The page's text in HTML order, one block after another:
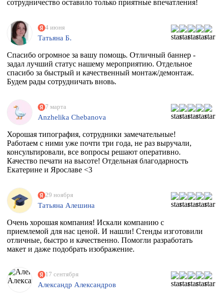
сотрудничество оставило только приятные впечатления!
4 июня
Татьяна Б.
Спасибо огромное за вашу помощь. Отличный баннер -
задал лучший статус нашему мероприятию. Отдельное
спасибо за быстрый и качественный монтаж/демонтаж.
Будем рады сотрудничать вновь.
7 марта
Anzhelika Chebanova
Хорошая типография, сотрудники замечательные!
Работаем с ними уже почти три года, не раз выручали,
консультировали, все вопросы решают оперативно.
Качество печати на высоте! Отдельная благодарность
Екатерине и Ярославе <3
29 ноября
Татьяна Алешина
Очень хорошая компания! Искали компанию с
приемлемой для нас ценой. И нашли! Стенды изготовили
отличные, быстро и качественно. Помогли разработать
макет и даже подобрать изображение.
17 сентября
Александр Александров